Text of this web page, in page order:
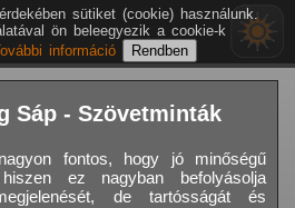
Sáp - Szövetminták
fontos, hogy jó minőségű
ez nagyban befolyásolja
de tartósságát és
sütiket (cookie) használunk.
ön beleegyezik a cookie-k
információ